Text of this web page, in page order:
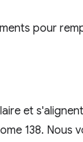
pour
et
138. Nous